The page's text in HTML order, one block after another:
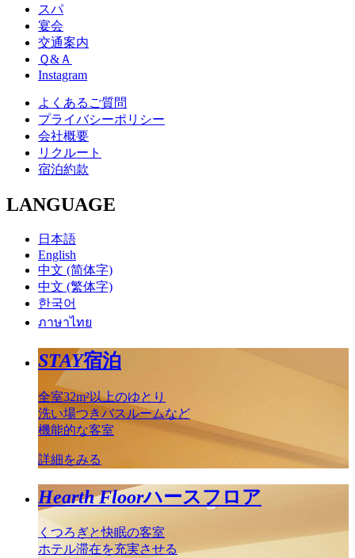
スパ
宴会
交通案内
Ｑ&Ａ
Instagram
よくあるご質問
プライバシーポリシー
会社概要
リクルート
宿泊約款
LANGUAGE
日本語
English
中文 (简体字)
中文 (繁体字)
한국어
ภาษาไทย
STAY宿泊
全室32m²以上のゆとり
洗い場つきバスルームなど
機能的な客室
詳細をみる
Hearth Floorハースフロア
くつろぎと快眠の客室
ホテル滞在を充実させる